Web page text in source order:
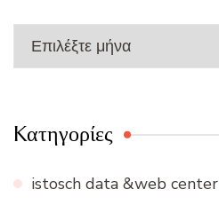
Αρχείο
Kατηγορίες
istosch data &web center